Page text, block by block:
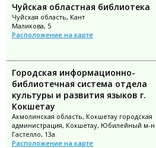
Чуйская областная библиотека
Чуйская область, Кант
Маликова, 5
Расположение на карте
Городская информационно-
библиотечная система отдела
культуры и развития языков г.
Кокшетау
Акмолинская область, Кокшетау городская
администрация, Кокшетау, Юбилейный м-н
Гастелло, 13а
Расположение на карте